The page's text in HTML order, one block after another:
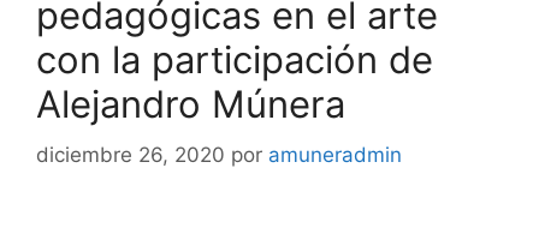
pedagógicas en el arte
con la participación de
Alejandro Múnera
diciembre 26, 2020 por amuneradmin